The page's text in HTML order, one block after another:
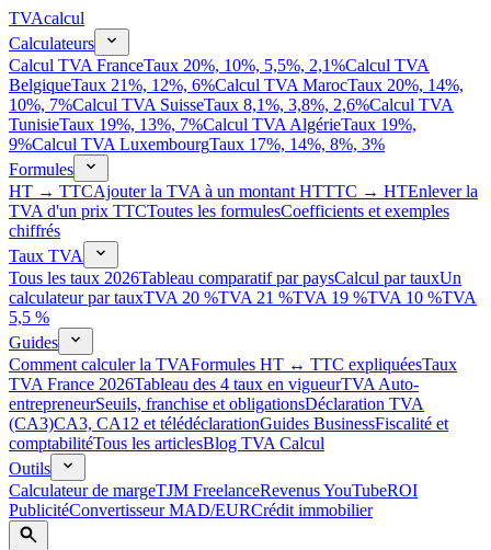
TVAcalcul
Calculateurs
Calcul TVA FranceTaux 20%, 10%, 5,5%, 2,1%Calcul TVA
BelgiqueTaux 21%, 12%, 6%Calcul TVA MarocTaux 20%, 14%,
10%, 7%Calcul TVA SuisseTaux 8,1%, 3,8%, 2,6%Calcul TVA
TunisieTaux 19%, 13%, 7%Calcul TVA AlgérieTaux 19%,
9%Calcul TVA LuxembourgTaux 17%, 14%, 8%, 3%
Formules
HT → TTCAjouter la TVA à un montant HTTTC → HTEnlever la
TVA d'un prix TTCToutes les formulesCoefficients et exemples
chiffrés
Taux TVA
Tous les taux 2026Tableau comparatif par paysCalcul par tauxUn
calculateur par tauxTVA 20 %TVA 21 %TVA 19 %TVA 10 %TVA
5,5 %
Guides
Comment calculer la TVAFormules HT ↔ TTC expliquéesTaux
TVA France 2026Tableau des 4 taux en vigueurTVA Auto-
entrepreneurSeuils, franchise et obligationsDéclaration TVA
(CA3)CA3, CA12 et télédéclarationGuides BusinessFiscalité et
comptabilitéTous les articlesBlog TVA Calcul
Outils
Calculateur de margeTJM FreelanceRevenus YouTubeROI
PublicitéConvertisseur MAD/EURCrédit immobilier